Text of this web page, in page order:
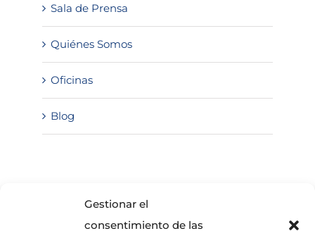
Gestionar el
consentimiento de las
Sala de Prensa
Quiénes Somos
Oficinas
Blog